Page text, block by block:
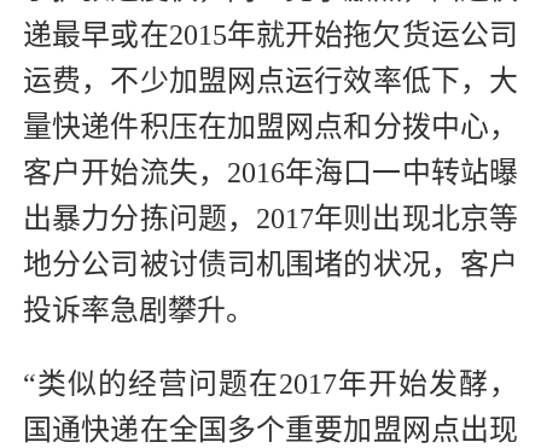
递最早或在2015年就开始拖欠货运公司
运费，不少加盟网点运行效率低下，大
量快递件积压在加盟网点和分拨中心，
客户开始流失，2016年海口一中转站曝
出暴力分拣问题，2017年则出现北京等
地分公司被讨债司机围堵的状况，客户
投诉率急剧攀升。
“类似的经营问题在2017年开始发酵，
国通快递在全国多个重要加盟网点出现